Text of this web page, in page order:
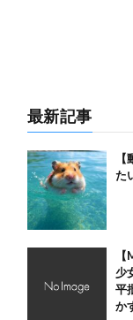
最新記事
た
少
平
か